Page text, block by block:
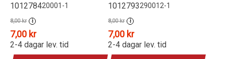
101278420001-1
8,00 kr i
7,00 kr
2-4 dagar lev. tid
1012793290012-1
8,00 kr i
7,00 kr
2-4 dagar lev. tid